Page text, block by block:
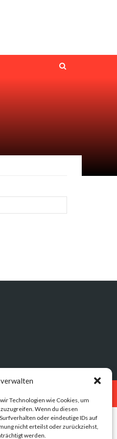
Technologien wie Cookies, um
Wenn du diesen
oder eindeutige IDs auf
nicht erteilst oder zurückziehst,
werden.